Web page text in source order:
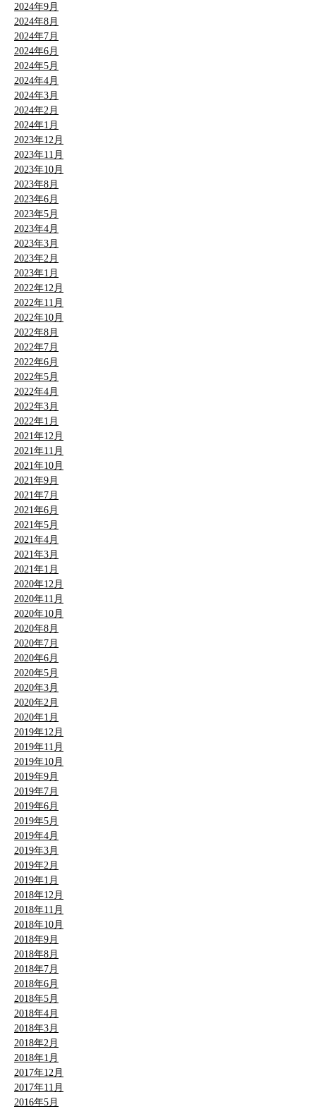
2024年9月
2024年8月
2024年7月
2024年6月
2024年5月
2024年4月
2024年3月
2024年2月
2024年1月
2023年12月
2023年11月
2023年10月
2023年8月
2023年6月
2023年5月
2023年4月
2023年3月
2023年2月
2023年1月
2022年12月
2022年11月
2022年10月
2022年8月
2022年7月
2022年6月
2022年5月
2022年4月
2022年3月
2022年1月
2021年12月
2021年11月
2021年10月
2021年9月
2021年7月
2021年6月
2021年5月
2021年4月
2021年3月
2021年1月
2020年12月
2020年11月
2020年10月
2020年8月
2020年7月
2020年6月
2020年5月
2020年3月
2020年2月
2020年1月
2019年12月
2019年11月
2019年10月
2019年9月
2019年7月
2019年6月
2019年5月
2019年4月
2019年3月
2019年2月
2019年1月
2018年12月
2018年11月
2018年10月
2018年9月
2018年8月
2018年7月
2018年6月
2018年5月
2018年4月
2018年3月
2018年2月
2018年1月
2017年12月
2017年11月
2016年5月